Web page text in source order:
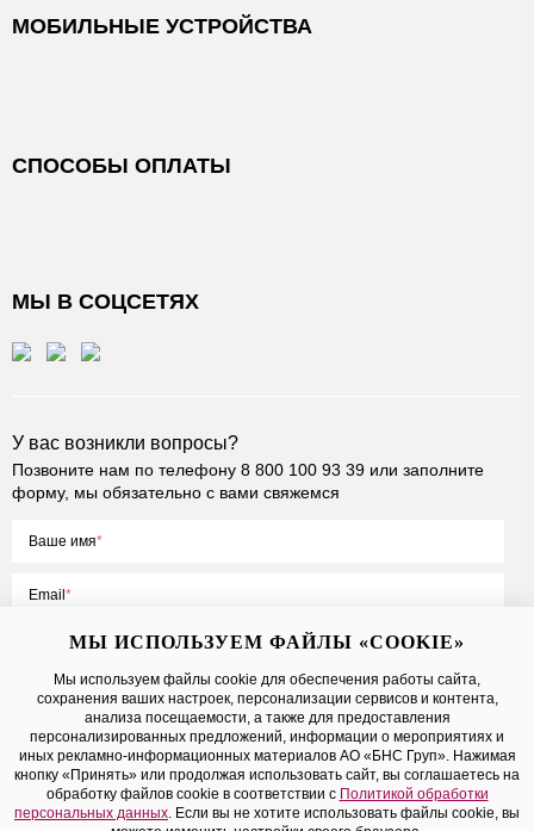
МОБИЛЬНЫЕ УСТРОЙСТВА
СПОСОБЫ ОПЛАТЫ
МЫ В СОЦСЕТЯХ
У вас возникли вопросы?
Позвоните нам по телефону 8 800 100 93 39 или заполните
форму, мы обязательно с вами свяжемся
Ваше имя
Email
Нажимая на кнопку «Отправить», вы принимаете условия
согласие на обработку персональных данных
2026 ©BNSGroup — интернет-магазин модной одежды, обуви и
МЫ ИСПОЛЬЗУЕМ ФАЙЛЫ «COOKIE»
Мы используем файлы cookie для обеспечения работы сайта,
сохранения ваших настроек, персонализации сервисов и контента,
анализа посещаемости, а также для предоставления
персонализированных предложений, информации о мероприятиях и
иных рекламно-информационных материалов АО «БНС Груп». Нажимая
кнопку «Принять» или продолжая использовать сайт, вы соглашаетесь на
обработку файлов cookie в соответствии с Политикой обработки
персональных данных. Если вы не хотите использовать файлы cookie, вы